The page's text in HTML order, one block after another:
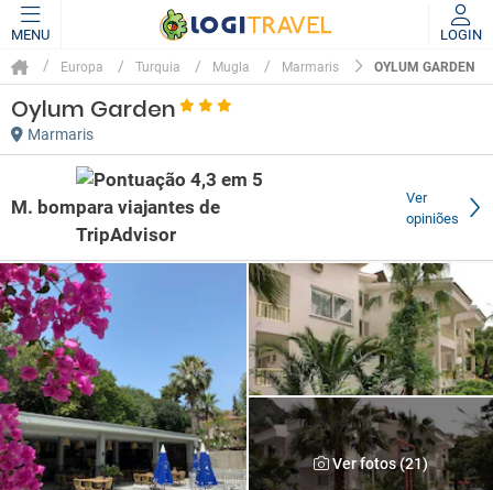
MENU LOGIN
Europa Turquia Mugla Marmaris OYLUM GARDEN
Oylum Garden
Marmaris
M. bom
Ver
opiniões
Ver fotos (21)